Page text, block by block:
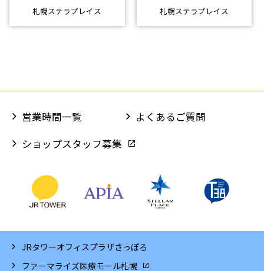
札幌ステラプレイス 札幌ステラプレイス
営業時間一覧
よくあるご質問
ショップスタッフ募集
JRタワーオフィスプラザさっぽろ
ファーマライズ医療モール札幌